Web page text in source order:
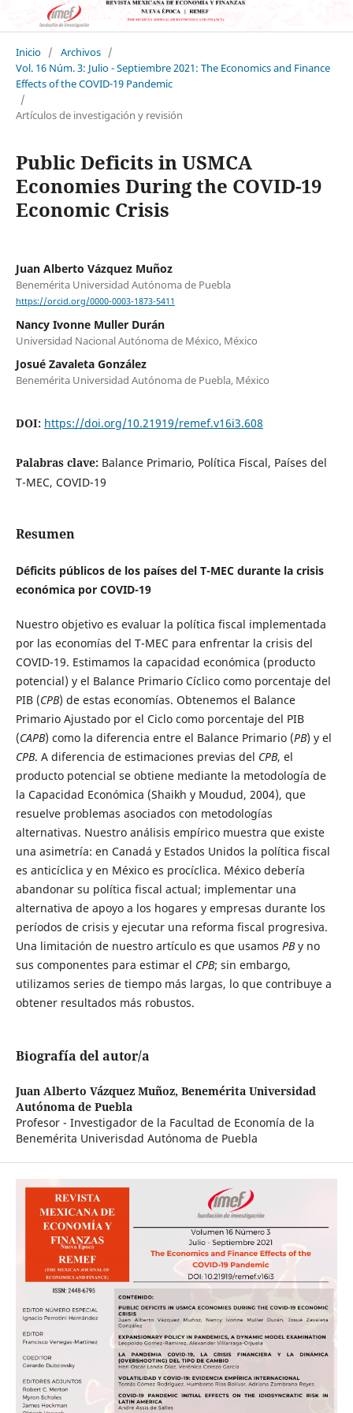
Inicio / Archivos /
Vol. 16 Núm. 3: Julio - Septiembre 2021: The Economics and Finance
Effects of the COVID-19 Pandemic
/
Artículos de investigación y revisión
Public Deficits in USMCA
Economies During the COVID-19
Economic Crisis
Juan Alberto Vázquez Muñoz
Benemérita Universidad Autónoma de Puebla
https://orcid.org/0000-0003-1873-5411
Nancy Ivonne Muller Durán
Universidad Nacional Autónoma de México, México
Josué Zavaleta González
Benemérita Universidad Autónoma de Puebla, México
DOI: https://doi.org/10.21919/remef.v16i3.608
Palabras clave: Balance Primario, Política Fiscal, Países del
T-MEC, COVID-19
Resumen
Déficits públicos de los países del T-MEC durante la crisis
económica por COVID-19
Nuestro objetivo es evaluar la política fiscal implementada
por las economías del T-MEC para enfrentar la crisis del
COVID-19. Estimamos la capacidad económica (producto
potencial) y el Balance Primario Cíclico como porcentaje del
PIB (CPB) de estas economías. Obtenemos el Balance
Primario Ajustado por el Ciclo como porcentaje del PIB
(CAPB) como la diferencia entre el Balance Primario (PB) y el
CPB. A diferencia de estimaciones previas del CPB, el
producto potencial se obtiene mediante la metodología de
la Capacidad Económica (Shaikh y Moudud, 2004), que
resuelve problemas asociados con metodologías
alternativas. Nuestro análisis empírico muestra que existe
una asimetría: en Canadá y Estados Unidos la política fiscal
es anticíclica y en México es procíclica. México debería
abandonar su política fiscal actual; implementar una
alternativa de apoyo a los hogares y empresas durante los
períodos de crisis y ejecutar una reforma fiscal progresiva.
Una limitación de nuestro artículo es que usamos PBy no
sus componentes para estimar el CPB; sin embargo,
utilizamos series de tiempo más largas, lo que contribuye a
obtener resultados más robustos.
Biografía del autor/a
Juan Alberto Vázquez Muñoz, Benemérita Universidad
Autónoma de Puebla
Profesor - Investigador de la Facultad de Economía de la
Benemérita Univerisdad Autónoma de Puebla